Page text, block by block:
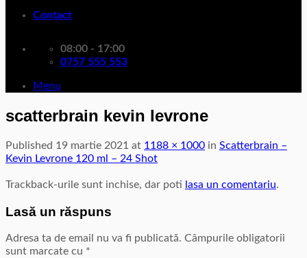
Contact
08:00 - 17:00
0757 555 553
Menu
scatterbrain kevin levrone
Published 19 martie 2021 at 1188 × 1000 in Scatterbrain –
Kevin Levrone 120 ml – 24 Shot
Trackback-urile sunt inchise, dar poti lasa un comentariu.
Lasă un răspuns
Adresa ta de email nu va fi publicată. Câmpurile obligatorii
sunt marcate cu *